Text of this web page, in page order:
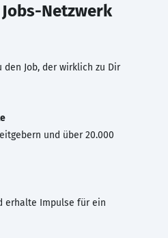
Jobs-Netzwerk
den Job, der wirklich zu Dir
und über 20.000
erhalte Impulse für ein